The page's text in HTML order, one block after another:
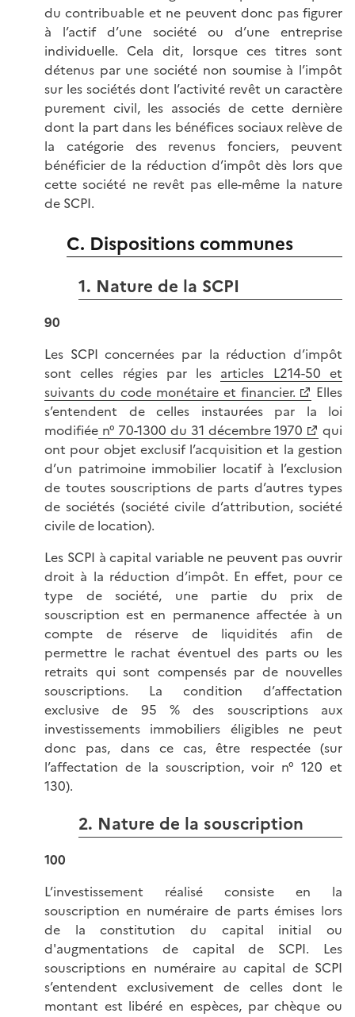
du contribuable et ne peuvent donc pas figurer
à l’actif d’une société ou d’une entreprise
individuelle. Cela dit, lorsque ces titres sont
détenus par une société non soumise à l’impôt
sur les sociétés dont l’activité revêt un caractère
purement civil, les associés de cette dernière
dont la part dans les bénéfices sociaux relève de
la catégorie des revenus fonciers, peuvent
bénéficier de la réduction d’impôt dès lors que
cette société ne revêt pas elle-même la nature
de SCPI.
C. Dispositions communes
1. Nature de la SCPI
90
Les SCPI concernées par la réduction d’impôt
sont celles régies par les articles L214-50 et
suivants du code monétaire et financier.
Elles
s’entendent de celles instaurées par la loi
modifiée n° 70-1300 du 31 décembre 1970
qui
ont pour objet exclusif l’acquisition et la gestion
d’un patrimoine immobilier locatif à l’exclusion
de toutes souscriptions de parts d’autres types
de sociétés (société civile d’attribution, société
civile de location).
Les SCPI à capital variable ne peuvent pas ouvrir
droit à la réduction d’impôt. En effet, pour ce
type de société, une partie du prix de
souscription est en permanence affectée à un
compte de réserve de liquidités afin de
permettre le rachat éventuel des parts ou les
retraits qui sont compensés par de nouvelles
souscriptions. La condition d’affectation
exclusive de 95 % des souscriptions aux
investissements immobiliers éligibles ne peut
donc pas, dans ce cas, être respectée (sur
l’affectation de la souscription, voir n° 120 et
130).
2. Nature de la souscription
100
L’investissement réalisé consiste en la
souscription en numéraire de parts émises lors
de la constitution du capital initial ou
d'augmentations de capital de SCPI. Les
souscriptions en numéraire au capital de SCPI
s’entendent exclusivement de celles dont le
montant est libéré en espèces, par chèque ou